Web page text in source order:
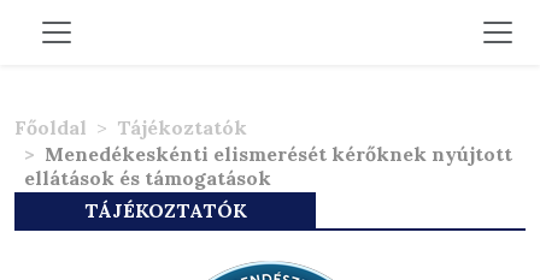
Főoldal
Tájékoztatók
Menedékeskénti elismerését kérőknek nyújtott
ellátások és támogatások
TÁJÉKOZTATÓK